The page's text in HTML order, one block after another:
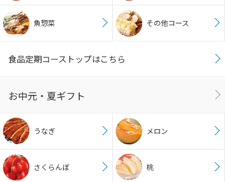
魚惣菜 その他コース
食品定期コーストップはこちら
お中元・夏ギフト
うなぎ メロン
さくらんぼ 桃